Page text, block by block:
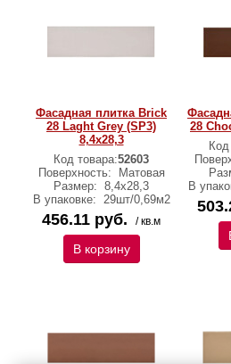
Фасадная плитка Brick
28 Laght Grey (SP3)
8,4х28,3
Код товара:52603
Поверхность:
Матовая
Размер: 8,4х28,3
В упаковке: 29шт/0,69м2
456.11 руб. / кв.м
В корзину
28
В